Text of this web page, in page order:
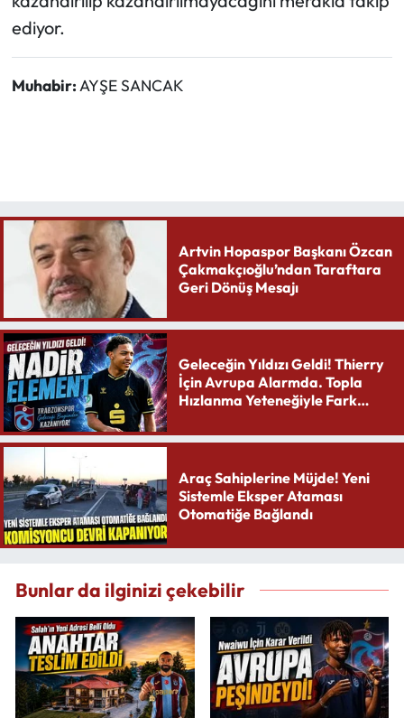
ediyor.
Muhabir:AYŞE SANCAK
Artvin Hopaspor Başkanı Özcan
Çakmakçıoğlu’ndan Taraftara
Geri Dönüş Mesajı
Geleceğin Yıldızı Geldi! Thierry
İçin Avrupa Alarmda. Topla
Hızlanma Yeteneğiyle Fark
Araç Sahiplerine Müjde! Yeni
Sistemle Eksper Ataması
Otomatiğe Bağlandı
Bunlar da ilginizi çekebilir